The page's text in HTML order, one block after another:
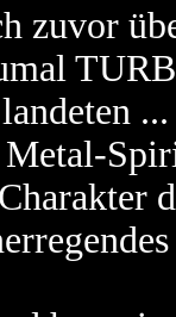
zuvor
...